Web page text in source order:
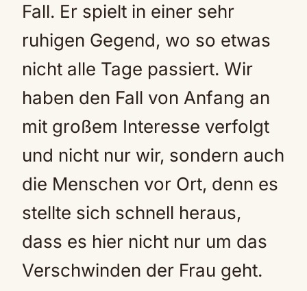
Fall. Er spielt in einer sehr
ruhigen Gegend, wo so etwas
nicht alle Tage passiert. Wir
haben den Fall von Anfang an
mit großem Interesse verfolgt
und nicht nur wir, sondern auch
die Menschen vor Ort, denn es
stellte sich schnell heraus,
dass es hier nicht nur um das
Verschwinden der Frau geht.